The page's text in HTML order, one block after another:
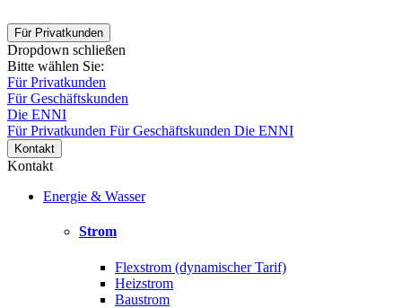
Für Privatkunden
Dropdown schließen
Bitte wählen Sie:
Für Privatkunden
Für Geschäftskunden
Die ENNI
Für Privatkunden Für Geschäftskunden Die ENNI
Kontakt
Kontakt
Energie & Wasser
Strom
Flexstrom (dynamischer Tarif)
Heizstrom
Baustrom